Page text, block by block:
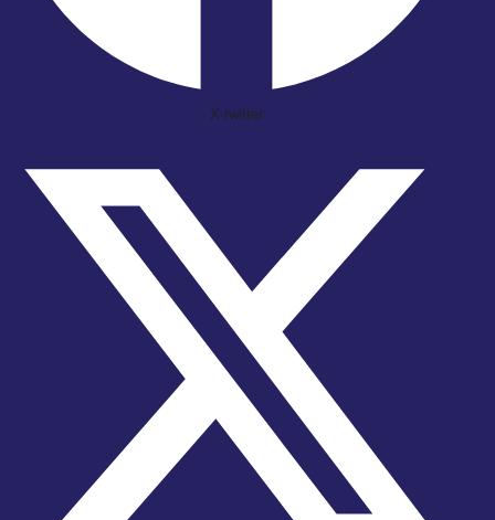
X-twitter